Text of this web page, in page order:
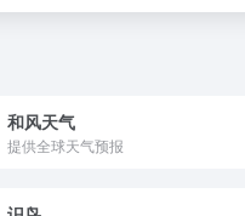
和风天气
提供全球天气预报